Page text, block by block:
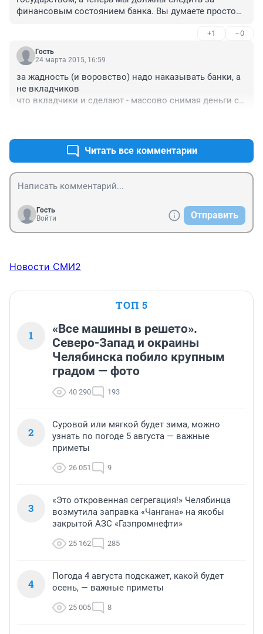
бюджете ни на какие цели в том числе социальные.
финансовым состоянием банка. Вы думаете простому
власть во главе с государством обманула. Банки
воруют, а вкладчики должны страдать. Сама власть
заранее не может предотвратить воровство банка, а
Когда же государство научится держать свое слово?
+1 –0
Гость
24 марта 2015, 16:59
за жадность (и воровство) надо наказывать банки, а
не вкладчиков
что вкладчики и сделают - массово снимая деньги со
Читать все комментарии
Гость
Войти
Отправить
Новости СМИ2
ТОП 5
1
«Все машины в решето».
Северо-Запад и окраины
Челябинска побило крупным
градом — фото
40 290 193
2
Суровой или мягкой будет зима, можно
узнать по погоде 5 августа — важные
приметы
26 051 9
3
«Это откровенная сегрегация!» Челябинца
возмутила заправка «Чангана» на якобы
закрытой АЗС «Газпромнефти»
25 162 285
4
Погода 4 августа подскажет, какой будет
осень, — важные приметы
25 005 8